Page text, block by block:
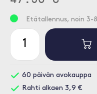
Etätallennus, noin 3-
60 päivän avokauppa
Rahti alkaen 3,9 €